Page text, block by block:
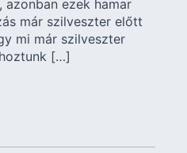
ezek hamar
már szilveszter előtt
mi már szilveszter
[…]